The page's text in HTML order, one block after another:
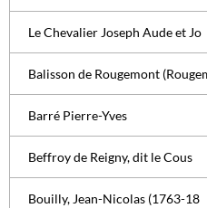
Le Chevalier Joseph Aude et Jo
Balisson de Rougemont
Barré Pierre-Yves
Beffroy de Reigny, dit le Cous
Bouilly, Jean-Nicolas (1763-18